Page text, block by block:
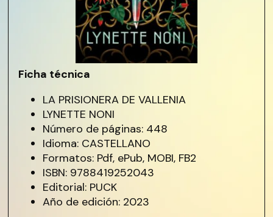
Ficha técnica
LA PRISIONERA DE VALLENIA
LYNETTE NONI
Número de páginas: 448
Idioma: CASTELLANO
Formatos: Pdf, ePub, MOBI, FB2
ISBN: 9788419252043
Editorial: PUCK
Año de edición: 2023